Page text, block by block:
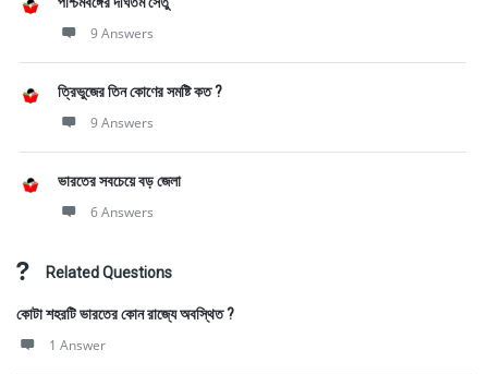
9 Answers
ত্রিভুজের তিন কোণের সমষ্টি কত ?
9 Answers
ভারতের সবচেয়ে বড় জেলা
6 Answers
Related Questions
কোটা শহরটি ভারতের কোন রাজ্যে অবস্থিত ?
1 Answer